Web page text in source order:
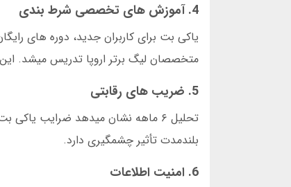
4. آموزش های تخصصی شرط بندی
یاکی بت برای کاربران جدید، دوره های
متخصصان لیگ برتر اروپا تدریس میشد.
5. ضریب های رقابتی
بلندمدت تأثیر چشمگیری دارد.
6. امنیت اطلاعات